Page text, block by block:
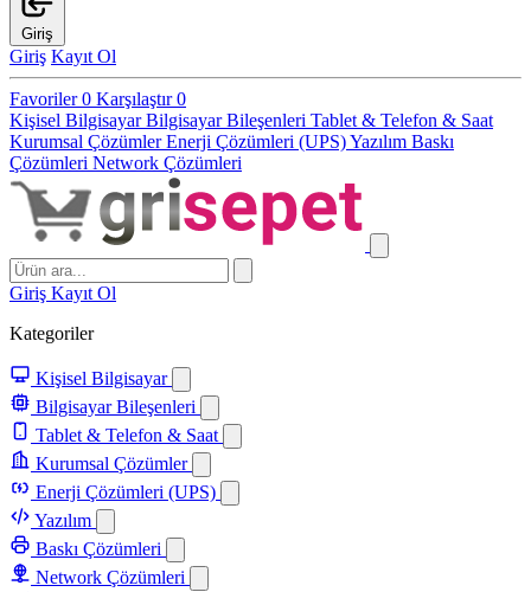
Giriş
Giriş Kayıt Ol
Favoriler0 Karşılaştır0
Kişisel BilgisayarBilgisayar Bileşenleri Tablet & Telefon & Saat
Kurumsal ÇözümlerEnerji Çözümleri (UPS)Yazılım Baskı
Çözümleri Network Çözümleri
Giriş Kayıt Ol
Kategoriler
Kişisel Bilgisayar
Bilgisayar Bileşenleri
Tablet & Telefon & Saat
Kurumsal Çözümler
Enerji Çözümleri (UPS)
Yazılım
Baskı Çözümleri
Network Çözümleri